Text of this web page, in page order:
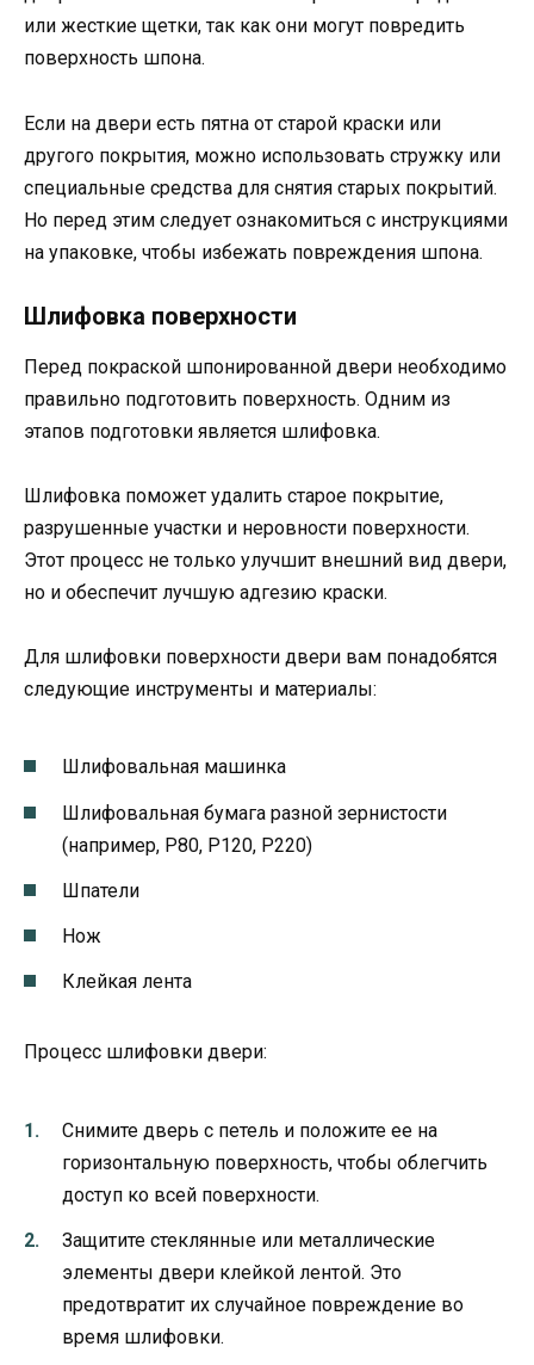
или жесткие щетки, так как они могут повредить
поверхность шпона.
Если на двери есть пятна от старой краски или
другого покрытия, можно использовать стружку или
специальные средства для снятия старых покрытий.
Но перед этим следует ознакомиться с инструкциями
на упаковке, чтобы избежать повреждения шпона.
Шлифовка поверхности
Перед покраской шпонированной двери необходимо
правильно подготовить поверхность. Одним из
этапов подготовки является шлифовка.
Шлифовка поможет удалить старое покрытие,
разрушенные участки и неровности поверхности.
Этот процесс не только улучшит внешний вид двери,
но и обеспечит лучшую адгезию краски.
Для шлифовки поверхности двери вам понадобятся
следующие инструменты и материалы:
Шлифовальная машинка
Шлифовальная бумага разной зернистости
(например, P80, P120, P220)
Шпатели
Нож
Клейкая лента
Процесс шлифовки двери:
Снимите дверь с петель и положите ее на
горизонтальную поверхность, чтобы облегчить
доступ ко всей поверхности.
Защитите стеклянные или металлические
элементы двери клейкой лентой. Это
предотвратит их случайное повреждение во
время шлифовки.